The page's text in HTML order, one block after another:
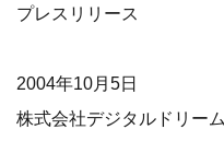
プレスリリース
2004年10月5日
株式会社デジタルドリーム